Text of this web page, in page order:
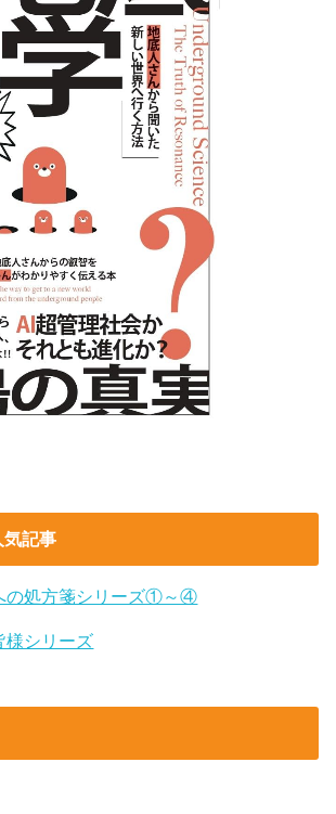
気記事
の処方箋シリーズ①～④
様シリーズ